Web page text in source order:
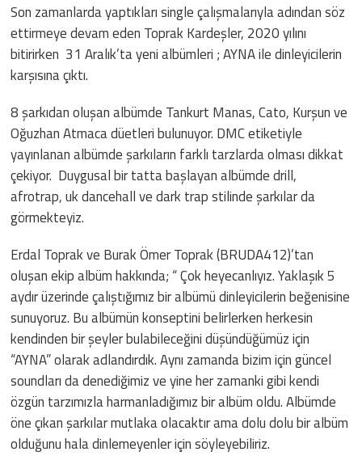
Son zamanlarda yaptıkları single çalışmalarıyla adından söz
ettirmeye devam eden Toprak Kardeşler, 2020 yılını
bitirirken 31 Aralık’ta yeni albümleri ; AYNA ile dinleyicilerin
karşısına çıktı.
8 şarkıdan oluşan albümde Tankurt Manas, Cato, Kurşun ve
Oğuzhan Atmaca düetleri bulunuyor. DMC etiketiyle
yayınlanan albümde şarkıların farklı tarzlarda olması dikkat
çekiyor. Duygusal bir tatta başlayan albümde drill,
afrotrap, uk dancehall ve dark trap stilinde şarkılar da
görmekteyiz.
Erdal Toprak ve Burak Ömer Toprak (BRUDA412)’tan
oluşan ekip albüm hakkında; “ Çok heyecanlıyız. Yaklaşık 5
aydır üzerinde çalıştığımız bir albümü dinleyicilerin beğenisine
sunuyoruz. Bu albümün konseptini belirlerken herkesin
kendinden bir şeyler bulabileceğini düşündüğümüz için
“AYNA” olarak adlandırdık. Aynı zamanda bizim için güncel
soundları da denediğimiz ve yine her zamanki gibi kendi
özgün tarzımızla harmanladığımız bir albüm oldu. Albümde
öne çıkan şarkılar mutlaka olacaktır ama dolu dolu bir albüm
olduğunu hala dinlemeyenler için söyleyebiliriz.